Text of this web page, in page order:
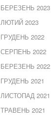
БЕРЕЗЕНЬ 2023
ЛЮТИЙ 2023
ГРУДЕНЬ 2022
СЕРПЕНЬ 2022
БЕРЕЗЕНЬ 2022
ГРУДЕНЬ 2021
ЛИСТОПАД 2021
ТРАВЕНЬ 2021